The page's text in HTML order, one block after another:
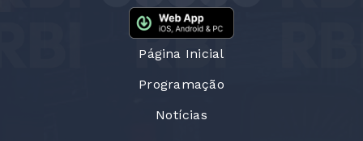
Página Inicial
Programação
Notícias